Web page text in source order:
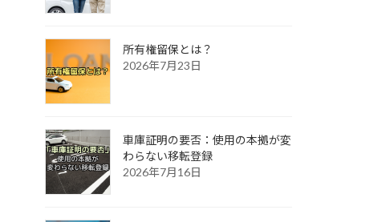
所有権留保とは？
2026年7月23日
車庫証明の要否：使用の本拠が変
わらない移転登録
2026年7月16日